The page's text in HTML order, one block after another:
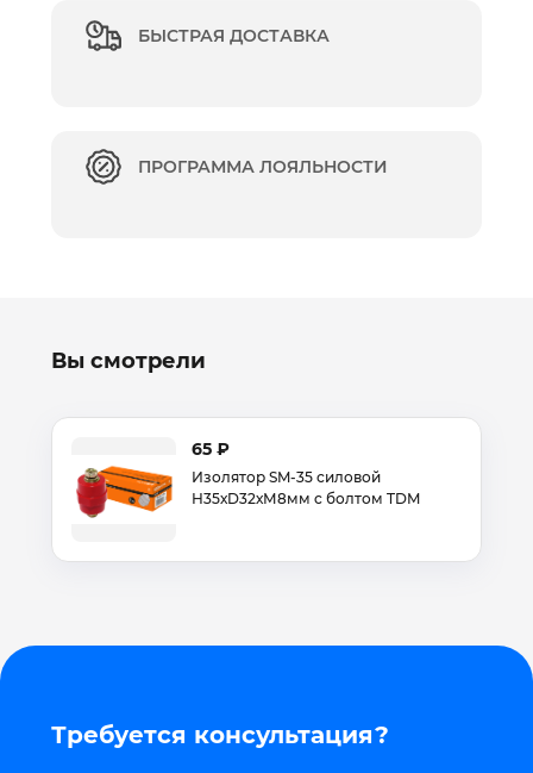
БЫСТРАЯ ДОСТАВКА
ПРОГРАММА ЛОЯЛЬНОСТИ
Вы смотрели
65 ₽
Изолятор SM-35 силовой
Н35хD32хМ8мм c болтом TDM
Требуется консультация?